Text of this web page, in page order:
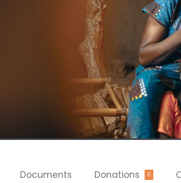
Documents Donations 0